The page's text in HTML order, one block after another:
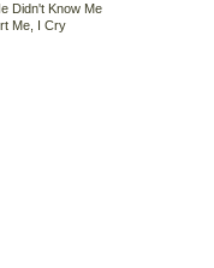
Didn't Know Me
Me, I Cry